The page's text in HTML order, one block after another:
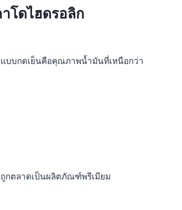
โดไฮดรอลิก
บบกดเย็นคือคุณภาพน้ำมันที่เหนือกว่า
กตลาดเป็นผลิตภัณฑ์พรีเมียม